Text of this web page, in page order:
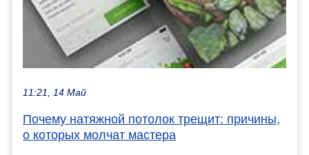
11:21, 14 Май
Почему натяжной потолок трещит: причины,
о которых молчат мастера